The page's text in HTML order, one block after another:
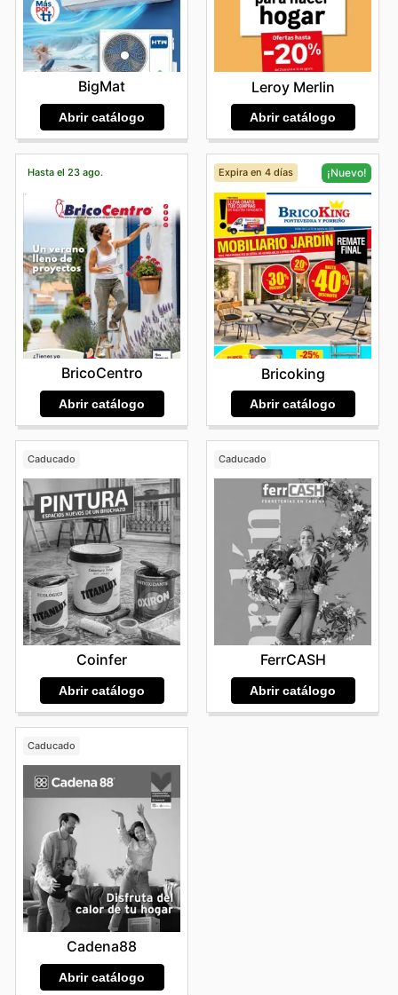
Encuentra tus marcas favoritas en mibricolaje — explora
sus ofertas online hoy mismo.
BigMat
Abrir catálogo
Leroy Merlin
Abrir catálogo
Hasta el 23 ago.
BricoCentro
Abrir catálogo
Expira en 4 días ¡Nuevo!
Bricoking
Abrir catálogo
Caducado
Coinfer
Abrir catálogo
Caducado
FerrCASH
Abrir catálogo
Caducado
Cadena88
Abrir catálogo